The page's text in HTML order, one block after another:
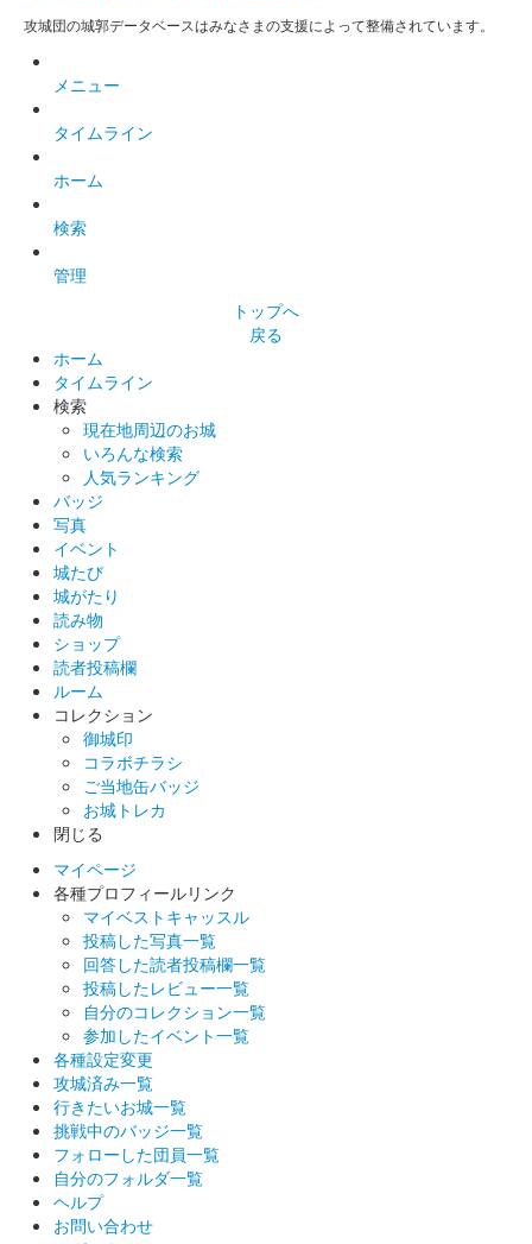
和歌山城 御城印
販売終了
和歌山城 御城印
販売終了
和歌山城 御城印
販売終了
家紋が斜めに配置されたバージョン。
和歌山城 御城印
販売終了
和歌山城 御城印
販売終了
虎伏城（和歌山城） 御城印
限定版
販売終了
クリーム色の銀砂子地に紫の蔦紋と黒の城名。紅葉の葉もあしら
われている。当初は3枚セット1000円で販売されていた。
和歌山城 御城印 御城印合戦 in 福知山 限定版 水色
販売終了
2024年9月8日に開催された「御城印合戦」のイベント会場で限
定販売された。残りをその後、観光交流センターで販売。
攻城団の城郭データベースはみなさまの支援によって整備されています。
メニュー
タイムライン
ホーム
検索
管理
トップへ
戻る
ホーム
タイムライン
検索
現在地周辺のお城
いろんな検索
人気ランキング
バッジ
写真
イベント
城たび
城がたり
読み物
ショップ
読者投稿欄
ルーム
コレクション
御城印
コラボチラシ
ご当地缶バッジ
お城トレカ
閉じる
マイページ
各種プロフィールリンク
マイベストキャッスル
投稿した写真一覧
回答した読者投稿欄一覧
投稿したレビュー一覧
自分のコレクション一覧
参加したイベント一覧
各種設定変更
攻城済み一覧
行きたいお城一覧
挑戦中のバッジ一覧
フォローした団員一覧
自分のフォルダ一覧
ヘルプ
お問い合わせ